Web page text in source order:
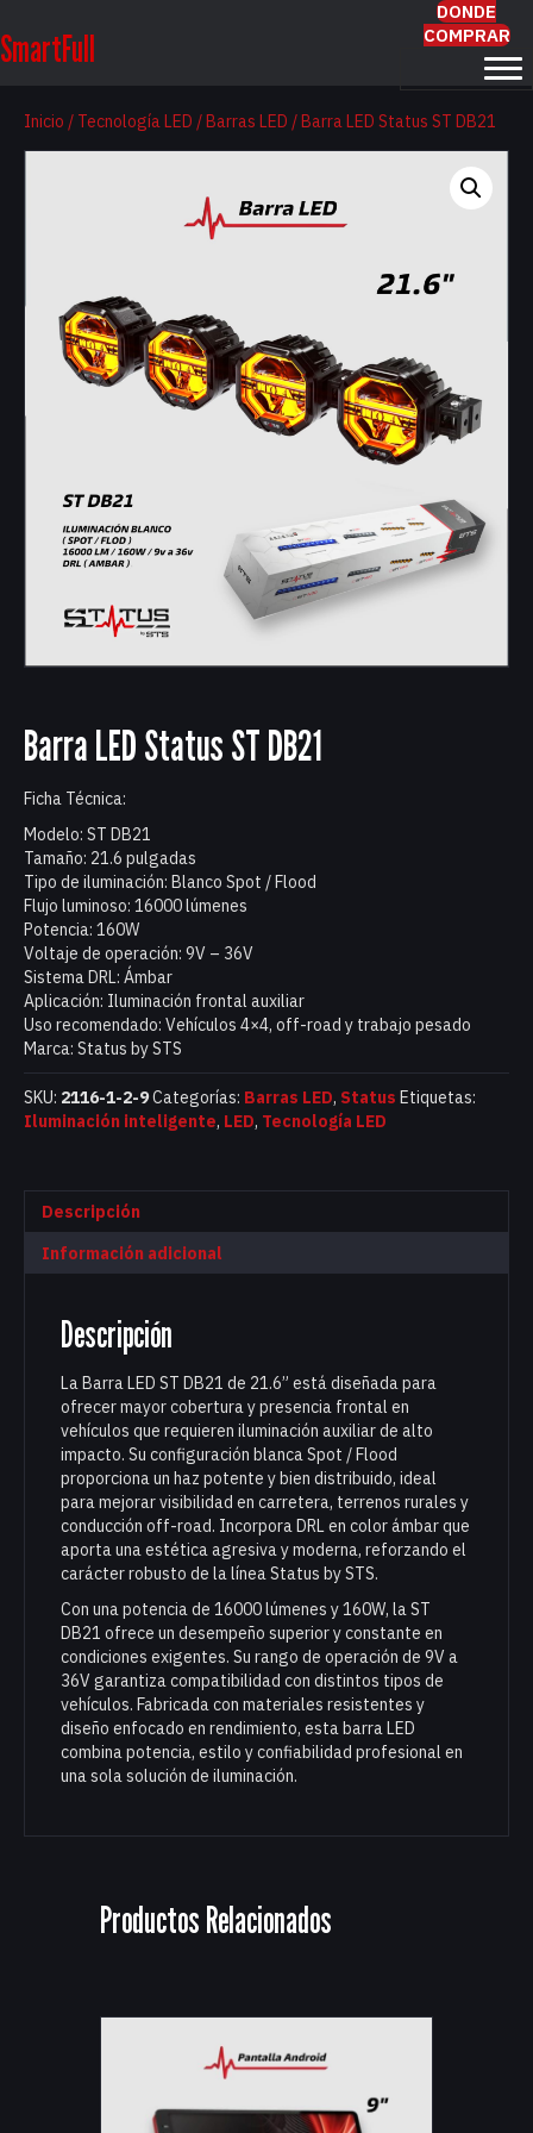
SmartFull
DONDE
COMPRAR
Inicio / Tecnología LED /Barras LED / Barra LED Status ST DB21
Barra LED Status ST DB21
Ficha Técnica:
Modelo: ST DB21
Tamaño: 21.6 pulgadas
Tipo de iluminación: Blanco Spot / Flood
Flujo luminoso: 16000 lúmenes
Potencia: 160W
Voltaje de operación: 9V – 36V
Sistema DRL: Ámbar
Aplicación: Iluminación frontal auxiliar
Uso recomendado: Vehículos 4×4, off-road y trabajo pesado
Marca: Status by STS
SKU: 2116-1-2-9Categorías: Barras LED, Status Etiquetas:
Iluminación inteligente, LED, Tecnología LED
Descripción
Información adicional
Descripción
La Barra LED ST DB21 de 21.6” está diseñada para
ofrecer mayor cobertura y presencia frontal en
vehículos que requieren iluminación auxiliar de alto
impacto. Su configuración blanca Spot / Flood
proporciona un haz potente y bien distribuido, ideal
para mejorar visibilidad en carretera, terrenos rurales y
conducción off-road. Incorpora DRL en color ámbar que
aporta una estética agresiva y moderna, reforzando el
carácter robusto de la línea Status by STS.
Con una potencia de 16000 lúmenes y 160W, la ST
DB21 ofrece un desempeño superior y constante en
condiciones exigentes. Su rango de operación de 9V a
36V garantiza compatibilidad con distintos tipos de
vehículos. Fabricada con materiales resistentes y
diseño enfocado en rendimiento, esta barra LED
combina potencia, estilo y confiabilidad profesional en
una sola solución de iluminación.
Productos Relacionados